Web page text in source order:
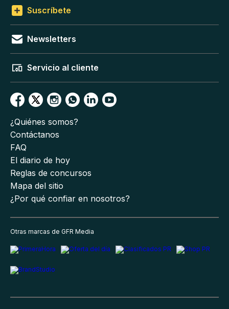
Suscríbete
Newsletters
Servicio al cliente
¿Quiénes somos?
Contáctanos
FAQ
El diario de hoy
Reglas de concursos
Mapa del sitio
¿Por qué confiar en nosotros?
Otras marcas de GFR Media